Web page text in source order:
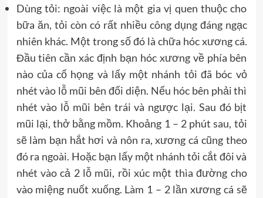
Dùng tỏi: ngoài việc là một gia vị quen thuộc cho
bữa ăn, tỏi còn có rất nhiều công dụng đáng ngạc
nhiên khác. Một trong số đó là chữa hóc xương cá.
Đầu tiên cần xác định bạn hóc xương về phía bên
nào của cổ họng và lấy một nhánh tỏi đã bóc vỏ
nhét vào lỗ mũi bên đối diện. Nếu hóc bên phải thì
nhét vào lỗ mũi bên trái và ngược lại. Sau đó bịt
mũi lại, thở bằng mồm. Khoảng 1 – 2 phút sau, tỏi
sẽ làm bạn hắt hơi và nôn ra, xương cá cũng theo
đó ra ngoài. Hoặc bạn lấy một nhánh tỏi cắt đôi và
nhét vào cả 2 lỗ mũi, rồi xúc một thìa đường cho
vào miệng nuốt xuống. Làm 1 – 2 lần xương cá sẽ